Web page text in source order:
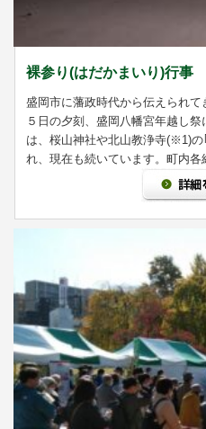
裸参り(はだかまいり)行事
盛岡市に藩政時代から伝えられて
５日の夕刻、盛岡八幡宮年越し
は、桜山神社や北山教浄寺(※1)
れ、現在も続いています。町内